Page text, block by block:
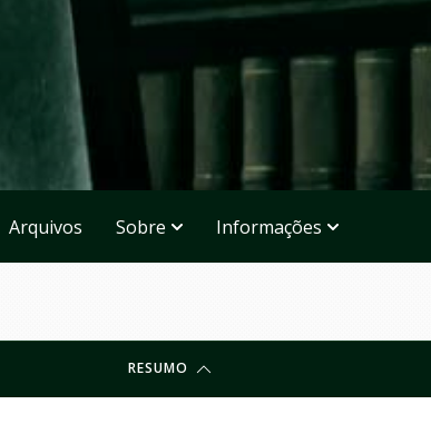
Arquivos Sobre Informações
RESUMO